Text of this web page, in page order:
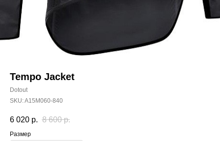
Tempo Jacket
Dotout
SKU:A15M060-840
6 020 р. 8 600 р.
Размер